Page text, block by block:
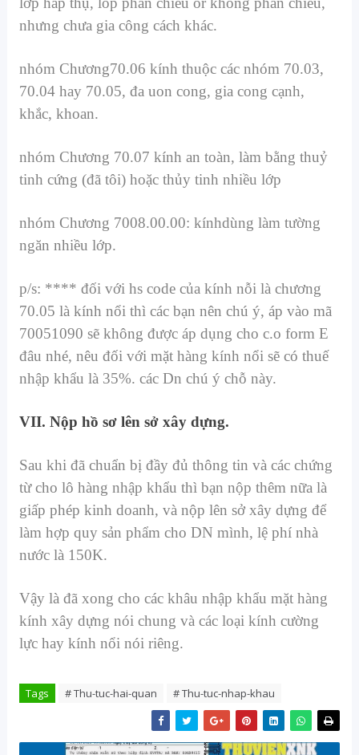
nhưng chưa gia công cách khác.
nhóm Chương70.06 kính thuộc các nhóm 70.03,
70.04 hay 70.05, đa uon cong, gia cong cạnh,
khắc, khoan.
nhóm Chương 70.07 kính an toàn, làm bằng thuỷ
tinh cứng (đã tôi) hoặc thủy tinh nhiều lớp
nhóm Chương 7008.00.00: kínhdùng làm tường
ngăn nhiều lớp.
p/s: **** đối với hs code của kính nỗi là chương
70.05 là kính nổi thì các bạn nên chú ý, áp vào mã
70051090 sẽ không được áp dụng cho c.o form E
đâu nhé, nêu đối với mặt hàng kính nổi sẽ có thuế
nhập khẩu là 35%. các Dn chú ý chỗ này.
VII. Nộp hồ sơ lên sở xây dựng.
Sau khi đã chuẩn bị đầy đủ thông tin và các chứng
từ cho lô hàng nhập khẩu thì bạn nộp thêm nữa là
giấp phép kinh doanh, và nộp lên sở xây dựng để
làm hợp quy sản phẩm cho DN mình, lệ phí nhà
nước là 150K.
Vậy là đã xong cho các khâu nhập khẩu mặt hàng
kính xây dựng nói chung và các loại kính cường
lực hay kính nổi nói riêng.
Tags # Thu-tuc-hai-quan # Thu-tuc-nhap-khau